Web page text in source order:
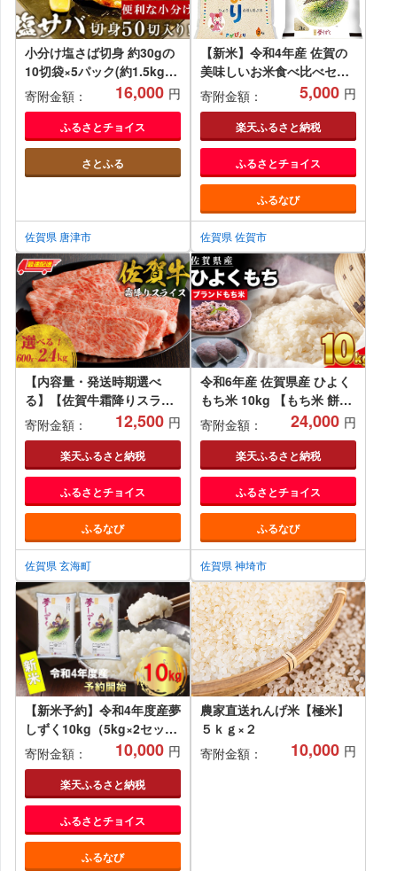
小分け塩さば切身 約30gの
10切袋×5パック(約1.5kg）
サバ 鯖 お弁当 おかず 焼く
だけ 簡単調理
寄附金額： 16,000 円
ふるさとチョイス
さとふる
佐賀県 唐津市
【新米】令和4年産 佐賀の
美味しいお米食べ比べセッ
ト
寄附金額： 5,000 円
楽天ふるさと納税
ふるさとチョイス
ふるなび
佐賀県 佐賀市
【内容量・発送時期選べ
る】【佐賀牛霜降りスライ
ス（肩ロース）すき焼き・
しゃぶしゃぶ用】／ 件数限
定 牛肉 すき焼き 佐賀牛 赤
身スライス しゃぶしゃぶ 肉
牛 霜降り 黒毛和牛 牛肉 す
きやき スライス 肩ロース肉
佐賀県 玄海町
寄附金額： 12,500 円
楽天ふるさと納税
ふるさとチョイス
ふるなび
佐賀県 玄海町
令和6年産 佐賀県産 ひよく
もち米 10kg 【もち米 餅米
ヒヨクモチ 10kg 年末 餅つ
き 赤飯 おこわ おはぎ 増田
米穀】(H015190)
寄附金額： 24,000 円
楽天ふるさと納税
ふるさとチョイス
ふるなび
佐賀県 神埼市
【新米予約】令和4年度産夢
しずく10kg（5kg×2セッ
ト）
寄附金額： 10,000 円
楽天ふるさと納税
ふるさとチョイス
ふるなび
農家直送れんげ米【極米】
５ｋｇ×２
寄附金額：
10,000 円